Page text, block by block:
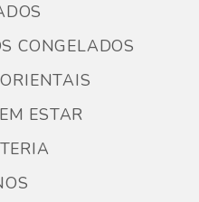
CONGELADOS
ESTAR